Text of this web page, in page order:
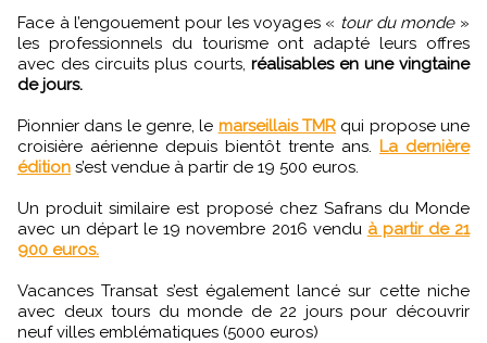
Face à l’engouement pour les voyages « tour du monde»
les professionnels du tourisme ont adapté leurs offres
avec des circuits plus courts, réalisables en une vingtaine
de jours.
Pionnier dans le genre, le marseillais TMR qui propose une
croisière aérienne depuis bientôt trente ans. La dernière
édition s’est vendue à partir de 19 500 euros.
Un produit similaire est proposé chez Safrans du Monde
avec un départ le 19 novembre 2016 vendu à partir de 21
900 euros.
Vacances Transat s’est également lancé sur cette niche
avec deux tours du monde de 22 jours pour découvrir
neuf villes emblématiques (5000 euros)